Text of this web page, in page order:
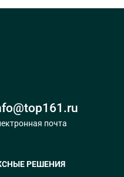
почта
РЕШЕНИЯ